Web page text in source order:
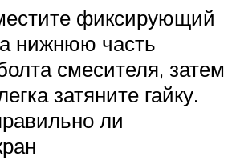
фиксирующий
нижнюю часть
смесителя, затем
затяните гайку.
ли